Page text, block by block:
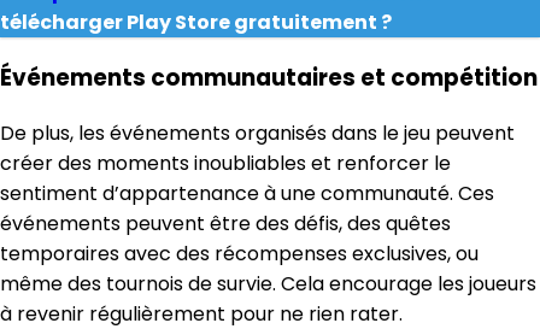
télécharger Play Store gratuitement ?
Événements communautaires et compétition
De plus, les événements organisés dans le jeu peuvent
créer des moments inoubliables et renforcer le
sentiment d’appartenance à une communauté. Ces
événements peuvent être des défis, des quêtes
temporaires avec des récompenses exclusives, ou
même des tournois de survie. Cela encourage les joueurs
à revenir régulièrement pour ne rien rater.